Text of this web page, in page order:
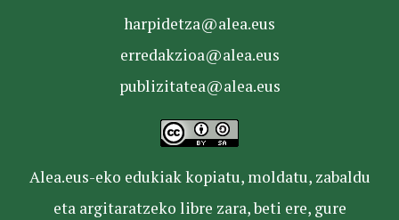
harpidetza@alea.eus
erredakzioa@alea.eus
publizitatea@alea.eus
Alea.eus-eko edukiak kopiatu, moldatu, zabaldu
eta argitaratzeko libre zara, beti ere, gure